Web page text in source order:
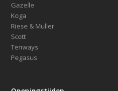
Gazelle
Koga
Riese & Muller
Scott
Tenways
Pegasus